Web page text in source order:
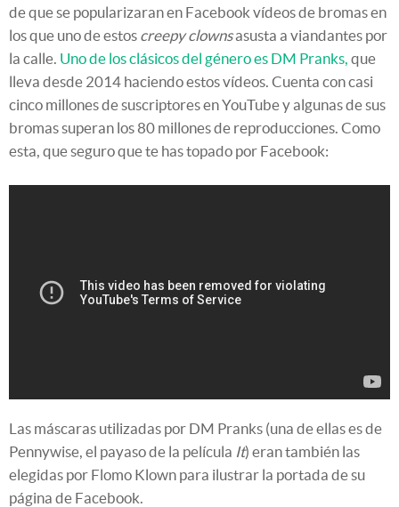
de que se popularizaran en Facebook vídeos de bromas en
los que uno de estos creepy clownsasusta a viandantes por
la calle. Uno de los clásicos del género es DM Pranks, que
lleva desde 2014 haciendo estos vídeos. Cuenta con casi
cinco millones de suscriptores en YouTube y algunas de sus
bromas superan los 80 millones de reproducciones. Como
esta, que seguro que te has topado por Facebook:
Las máscaras utilizadas por DM Pranks (una de ellas es de
Pennywise, el payaso de la película It) eran también las
elegidas por Flomo Klown para ilustrar la portada de su
página de Facebook.